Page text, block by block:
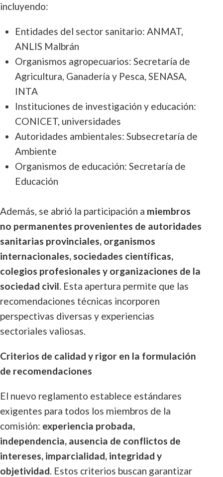
incluyendo:
Entidades del sector sanitario: ANMAT,
ANLIS Malbrán
Organismos agropecuarios: Secretaría de
Agricultura, Ganadería y Pesca, SENASA,
INTA
Instituciones de investigación y educación:
CONICET, universidades
Autoridades ambientales: Subsecretaría de
Ambiente
Organismos de educación: Secretaría de
Educación
Además, se abrió la participación a miembros
no permanentes provenientes de autoridades
sanitarias provinciales, organismos
internacionales, sociedades científicas,
colegios profesionales y organizaciones de la
sociedad civil. Esta apertura permite que las
recomendaciones técnicas incorporen
perspectivas diversas y experiencias
sectoriales valiosas.
Criterios de calidad y rigor en la formulación
de recomendaciones
El nuevo reglamento establece estándares
exigentes para todos los miembros de la
comisión: experiencia probada,
independencia, ausencia de conflictos de
intereses, imparcialidad, integridad y
objetividad. Estos criterios buscan garantizar